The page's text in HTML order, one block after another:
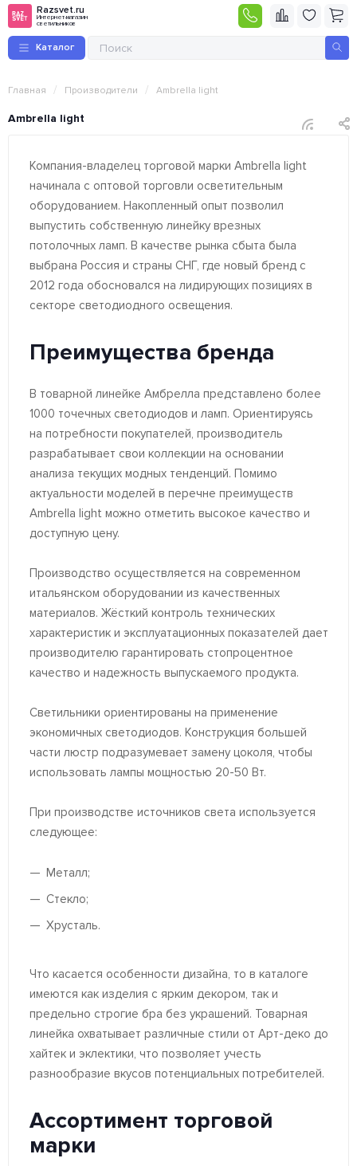
Razsvet.ru
Интернет-магазин
светильников
Каталог
Главная / Производители / Ambrella light
Ambrella light
Компания-владелец торговой марки Ambrella light
начинала с оптовой торговли осветительным
оборудованием. Накопленный опыт позволил
выпустить собственную линейку врезных
потолочных ламп. В качестве рынка сбыта была
выбрана Россия и страны СНГ, где новый бренд с
2012 года обосновался на лидирующих позициях в
секторе светодиодного освещения.
Преимущества бренда
В товарной линейке Амбрелла представлено более
1000 точечных светодиодов и ламп. Ориентируясь
на потребности покупателей, производитель
разрабатывает свои коллекции на основании
анализа текущих модных тенденций. Помимо
актуальности моделей в перечне преимуществ
Ambrella light можно отметить высокое качество и
доступную цену.
Производство осуществляется на современном
итальянском оборудовании из качественных
материалов. Жёсткий контроль технических
характеристик и эксплуатационных показателей дает
производителю гарантировать стопроцентное
качество и надежность выпускаемого продукта.
Светильники ориентированы на применение
экономичных светодиодов. Конструкция большей
части люстр подразумевает замену цоколя, чтобы
использовать лампы мощностью 20-50 Вт.
При производстве источников света используется
следующее:
Металл;
Стекло;
Хрусталь.
Что касается особенности дизайна, то в каталоге
имеются как изделия с ярким декором, так и
предельно строгие бра без украшений. Товарная
линейка охватывает различные стили от Арт-деко до
хайтек и эклектики, что позволяет учесть
разнообразие вкусов потенциальных потребителей.
Ассортимент торговой
марки